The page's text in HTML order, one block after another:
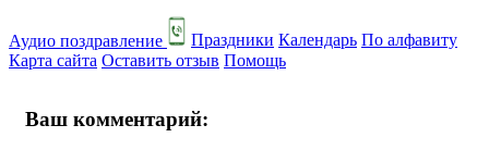
Аудио поздравление Праздники Календарь По алфавиту
Карта сайта Оставить отзыв Помощь
Ваш комментарий: